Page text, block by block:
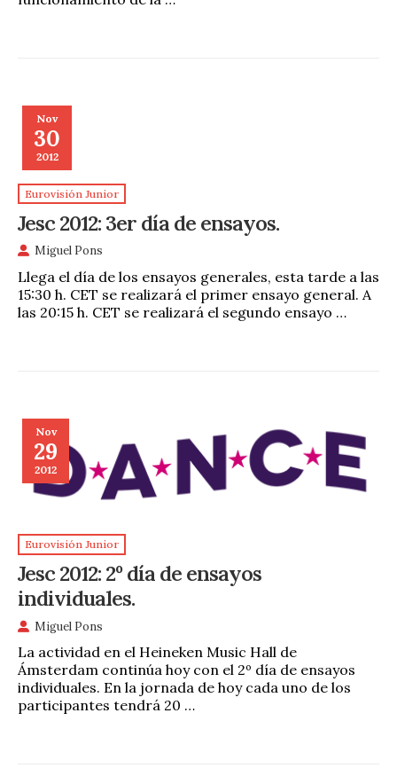
Nov
30
2012
Eurovisión Junior
Jesc 2012: 3er día de ensayos.
Miguel Pons
Llega el día de los ensayos generales, esta tarde a las
15:30 h. CET se realizará el primer ensayo general. A
las 20:15 h. CET se realizará el segundo ensayo …
Nov
29
2012
Eurovisión Junior
Jesc 2012: 2º día de ensayos
individuales.
Miguel Pons
La actividad en el Heineken Music Hall de
Ámsterdam continúa hoy con el 2º día de ensayos
individuales. En la jornada de hoy cada uno de los
participantes tendrá 20 …